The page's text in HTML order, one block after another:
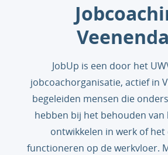
JobUp is een door het
jobcoachorganisatie, actief in
begeleiden mensen die
hebben bij het behouden van
ontwikkelen in werk of
functioneren op de werkvloer.